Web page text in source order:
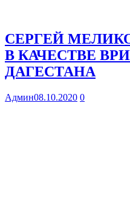
СЕРГЕЙ
В КАЧЕСТВЕ
ДАГЕСТАНА
Админ08.10.2020 0